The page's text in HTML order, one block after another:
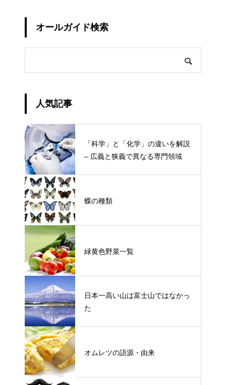
オールガイド検索
人気記事
「科学」と「化学」の違いを解説
– 広義と狭義で異なる専門領域
蝶の種類
緑黄色野菜一覧
日本一高い山は富士山ではなかっ
た
オムレツの語源・由来